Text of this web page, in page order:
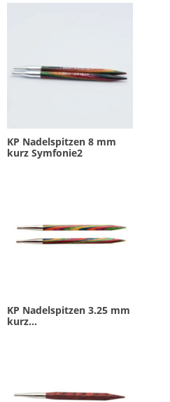
KP Nadelspitzen 8 mm
kurz Symfonie2
KP Nadelspitzen 3.25 mm
kurz...